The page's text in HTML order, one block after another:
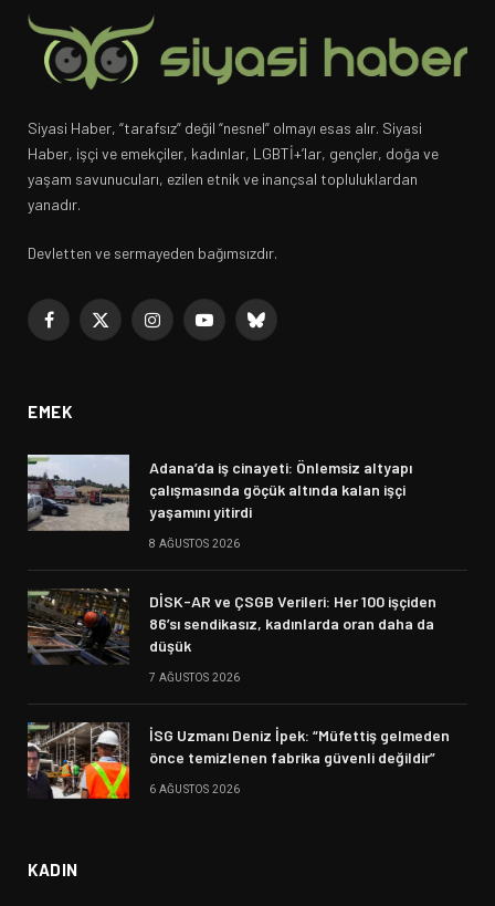
Siyasi Haber, “tarafsız” değil “nesnel” olmayı esas alır. Siyasi
Haber, işçi ve emekçiler, kadınlar, LGBTİ+’lar, gençler, doğa ve
yaşam savunucuları, ezilen etnik ve inançsal topluluklardan
yanadır.
Devletten ve sermayeden bağımsızdır.
Facebook
X
InstagramYouTubeBluesky
EMEK
Adana’da iş cinayeti: Önlemsiz altyapı
çalışmasında göçük altında kalan işçi
yaşamını yitirdi
8 AĞUSTOS 2026
DİSK-AR ve ÇSGB Verileri: Her 100 işçiden
86’sı sendikasız, kadınlarda oran daha da
düşük
7 AĞUSTOS 2026
İSG Uzmanı Deniz İpek: “Müfettiş gelmeden
önce temizlenen fabrika güvenli değildir”
6 AĞUSTOS 2026
KADIN